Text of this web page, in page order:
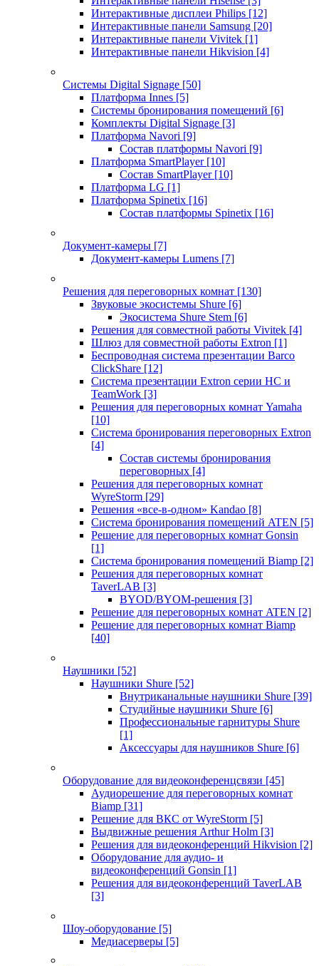
Интерактивные дисплеи Philips [12]
Интерактивные панели Samsung [20]
Интерактивные панели Vivitek [1]
Интерактивные панели Hikvision [4]
Системы Digital Signage [50]
Платформа Innes [5]
Системы бронирования помещений [6]
Комплекты Digital Signage [3]
Платформа Navori [9]
Состав платформы Navori [9]
Платформа SmartPlayer [10]
Состав SmartPlayer [10]
Платформа LG [1]
Платформа Spinetix [16]
Состав платформы Spinetix [16]
Документ-камеры [7]
Документ-камеры Lumens [7]
Решения для переговорных комнат [130]
Звуковые экосистемы Shure [6]
Экосистема Shure Stem [6]
Решения для совместной работы Vivitek [4]
Шлюз для совместной работы Extron [1]
Беспроводная система презентации Barco
ClickShare [12]
Система презентации Extron серии HC и
TeamWork [3]
Решения для переговорных комнат Yamaha
[10]
Система бронирования переговорных Extron
[4]
Состав системы бронирования
переговорных [4]
Решения для переговорных комнат
WyreStorm [29]
Решения «все-в-одном» Kandao [8]
Система бронирования помещений ATEN [5]
Решение для переговорных комнат Gonsin
[1]
Система бронирования помещений Biamp [2]
Решения для переговорных комнат
TaverLAB [3]
BYOD/BYOM-решения [3]
Решение для переговорных комнат ATEN [2]
Решение для переговорных комнат Biamp
[40]
Наушники [52]
Наушники Shure [52]
Внутриканальные наушники Shure [39]
Студийные наушники Shure [6]
Профессиональные гарнитуры Shure
[1]
Аксессуары для наушников Shure [6]
Оборудование для видеоконференцсвязи [45]
Аудиорешение для переговорных комнат
Biamp [31]
Решение для ВКС от WyreStorm [5]
Выдвижные решения Arthur Holm [3]
Решения для видеоконференций Hikvision [2]
Оборудование для аудио- и
видеоконференций Gonsin [1]
Решения для видеоконференций TaverLAB
[3]
Шоу-оборудование [5]
Медиасерверы [5]